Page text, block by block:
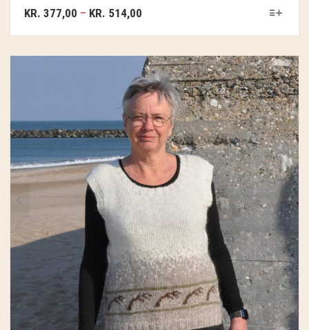
GRY & SIF
HAMMERSHUS FAIRTRADE
IBU JEWELS
KINTOBE
KOUSTRUP & CO.
MADAM GRÆSKAR
SEA ART PHOTO
SOSCHJELDE
KR. 377,00 – KR. 514,00